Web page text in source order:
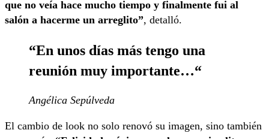
que no veía hace mucho tiempo y finalmente fui al
salón a hacerme un arreglito”, detalló.
“En unos días más tengo una
reunión muy importante…“
Angélica Sepúlveda
El cambio de look no solo renovó su imagen, sino también